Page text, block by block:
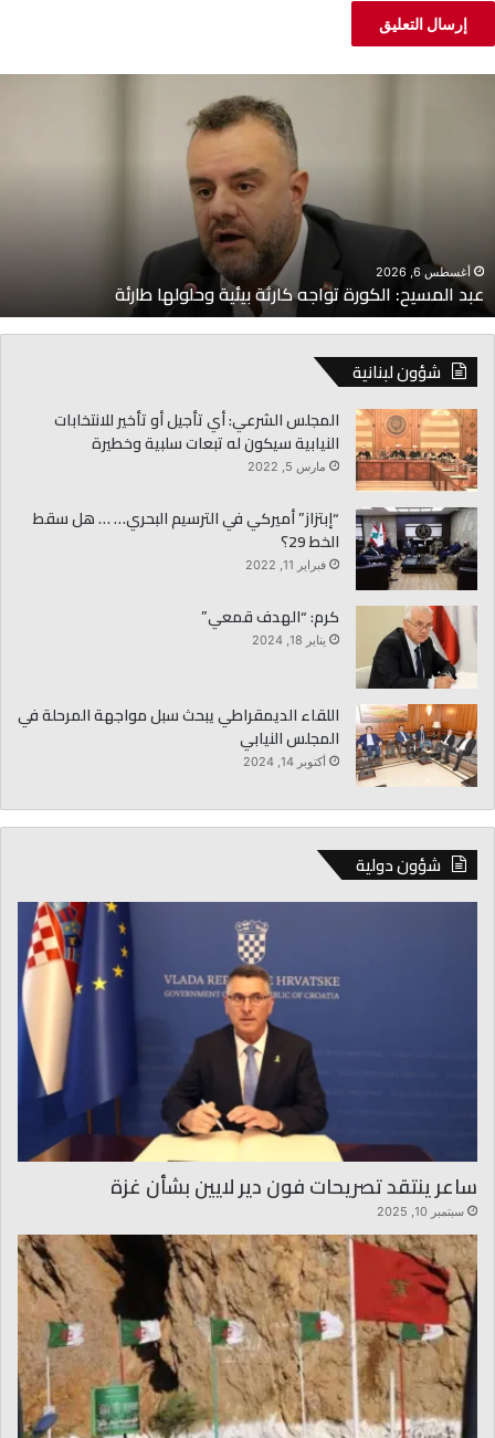
أغسطس 6, 2026
عبد المسيح: الكورة تواجه كارثة بيئية وحلولها طارئة
شؤون لبنانية
المجلس الشرعي: أي تأجيل أو تأخير للانتخابات
النيابية سيكون له تبعات سلبية وخطيرة
مارس 5, 2022
“إبتزاز” أميركي في الترسيم البحري… … هل سقط
الخط 29؟
فبراير 11, 2022
كرم: “الهدف قمعي”
يناير 18, 2024
اللقاء الديمقراطي يبحث سبل مواجهة المرحلة في
المجلس النيابي
أكتوبر 14, 2024
شؤون دولية
ساعر ينتقد تصريحات فون دير لايين بشأن غزة
سبتمبر 10, 2025